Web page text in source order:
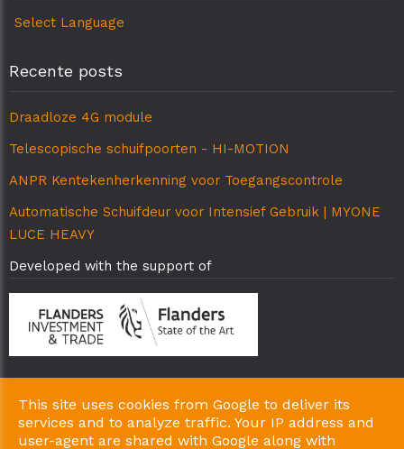
Select Language
Recente posts
Draadloze 4G module
Telescopische schuifpoorten - HI-MOTION
ANPR Kentekenherkenning voor Toegangscontrole
Automatische Schuifdeur voor Intensief Gebruik | MYONE
LUCE HEAVY
Developed with the support of
Copyright © 2026 AB-Matic Particulieren. All Rights Reserved.
|
Privacy & Cookies UP-TO-DATE WebDesign
This site uses cookies from Google to deliver its
services and to analyze traffic. Your IP address and
user-agent are shared with Google along with